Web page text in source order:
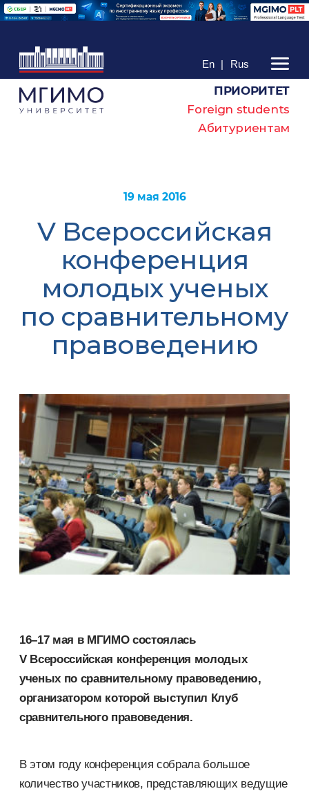
En | Rus
ПРИОРИТЕТ
Foreign students
Абитуриентам
19 мая 2016
V Всероссийская
конференция
молодых ученых
по сравнительному
правоведению
16–17 мая в МГИМО состоялась
V Всероссийская конференция молодых
ученых по сравнительному правоведению,
организатором которой выступил Клуб
сравнительного правоведения.
В этом году конференция собрала большое
количество участников, представляющих ведущие